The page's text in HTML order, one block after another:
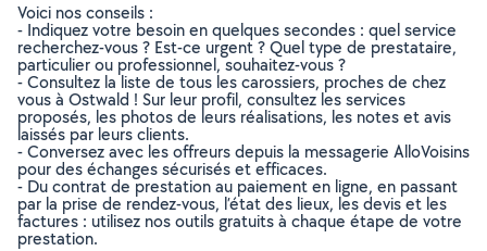
Voici nos conseils :
- Indiquez votre besoin en quelques secondes : quel service
recherchez-vous ? Est-ce urgent ? Quel type de prestataire,
particulier ou professionnel, souhaitez-vous ?
- Consultez la liste de tous les carossiers, proches de chez
vous à Ostwald ! Sur leur profil, consultez les services
proposés, les photos de leurs réalisations, les notes et avis
laissés par leurs clients.
- Conversez avec les offreurs depuis la messagerie AlloVoisins
pour des échanges sécurisés et efficaces.
- Du contrat de prestation au paiement en ligne, en passant
par la prise de rendez-vous, l’état des lieux, les devis et les
factures : utilisez nos outils gratuits à chaque étape de votre
prestation.